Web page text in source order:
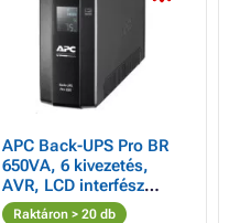
APC Back-UPS Pro BR
650VA, 6 kivezetés,
AVR, LCD interfész
(390W)
Raktáron > 20 db